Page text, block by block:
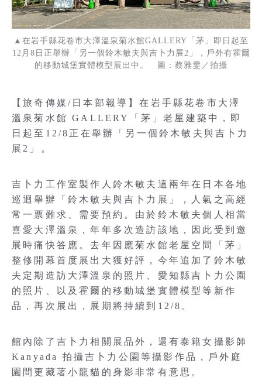
▲在岩手縣花卷市大澤溫泉菊水館GALLERY「茅」即日起至
12月8日正舉辦「另一個鈴木敏夫與吉卜力展2」，戶外有霍爾
的移動城堡實體模型展出中。 圖：蔡雅雯／拍攝
【旅奇傳媒/日本部報導】在岩手縣花卷市大澤
溫泉菊水館 GALLERY「茅」老屋建築中，即
日起至12/8正在舉辦「另一個鈴木敏夫與吉卜力
展2」。
吉卜力工作室製作人鈴木敏夫這兩年在日本各地
巡迴舉辦「鈴木敏夫與吉卜力展」，人氣之高經
常一票難求、需要預約。由於鈴木敏夫個人相當
喜愛大澤溫泉，年年多次造訪該地，因此受到邀
展時痛快答應。去年因應菊水館老屋空間「茅」
整修開幕首度展出大獲好評，今年追加了鈴木敏
夫定期造訪大澤溫泉的照片、愛知縣吉卜力公園
的照片、以及霍爾的移動城堡實體模型等新作
品，再次展出，展期將持續到12/8。
館內除了吉卜力相關展品外，還有泰籍女攝影師
Kanyada 拍攝吉卜力公園等攝影作品，戶外庭
園間更藏著小龍貓的身影非常有意思。